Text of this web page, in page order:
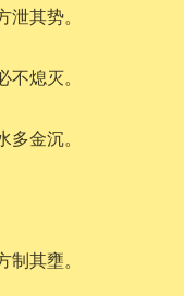
其势。
熄灭。
金沉。
其壅。